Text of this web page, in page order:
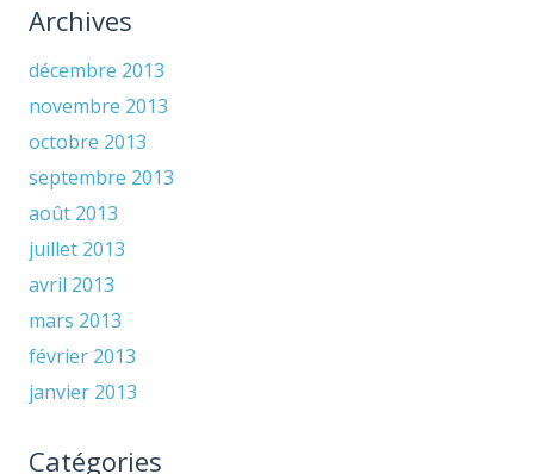
Archives
décembre 2013
novembre 2013
octobre 2013
septembre 2013
août 2013
juillet 2013
avril 2013
mars 2013
février 2013
janvier 2013
Catégories